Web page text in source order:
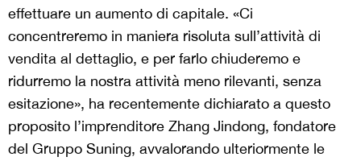
effettuare un aumento di capitale. «Ci
concentreremo in maniera risoluta sull’attività di
vendita al dettaglio, e per farlo chiuderemo e
ridurremo la nostra attività meno rilevanti, senza
esitazione», ha recentemente dichiarato a questo
proposito l’imprenditore Zhang Jindong, fondatore
del Gruppo Suning, avvalorando ulteriormente le